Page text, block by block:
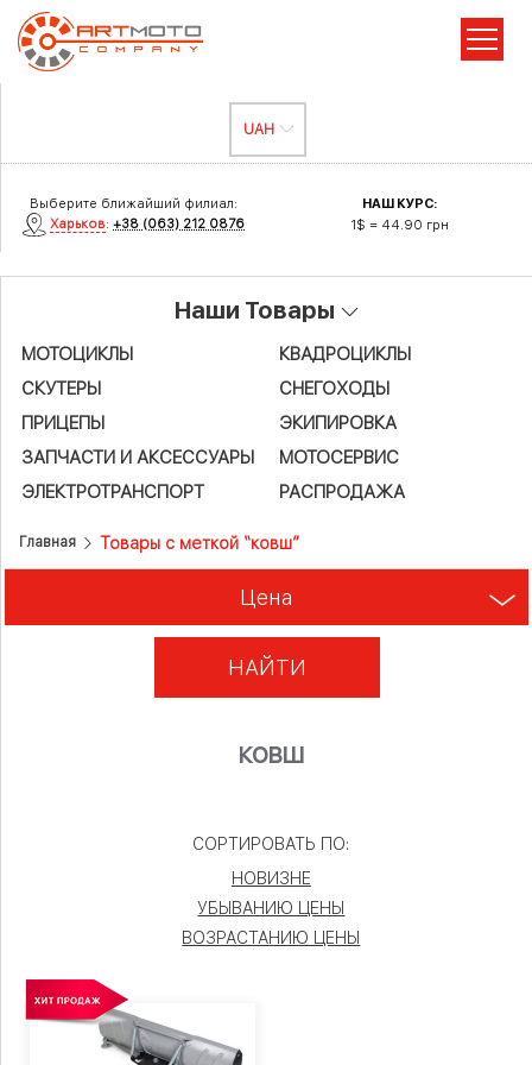
Выберите ближайший филиал:
Харьков:+38 (063) 212 0876
НАШ КУРС:
1$ = 44.90 грн
Наши Товары
МОТОЦИКЛЫ
КВАДРОЦИКЛЫ
СКУТЕРЫ
СНЕГОХОДЫ
ПРИЦЕПЫ
ЭКИПИРОВКА
ЗАПЧАСТИ И АКСЕСCУАРЫ
МОТОСЕРВИС
ЭЛЕКТРОТРАНСПОРТ
РАСПРОДАЖА
Главная Товары с меткой “ковш”
Цена
НАЙТИ
ковш
СОРТИРОВАТЬ ПО:
НОВИЗНЕ
УБЫВАНИЮ ЦЕНЫ
ВОЗРАСТАНИЮ ЦЕНЫ